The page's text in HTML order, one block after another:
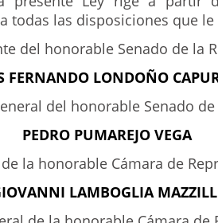
todas las disposiciones que
del honorable Senado de la
FERNANDO LONDOÑO
del honorable Senado
PEDRO PUMAREJO VEGA
la honorable Cámara de
LAMBOGLIA